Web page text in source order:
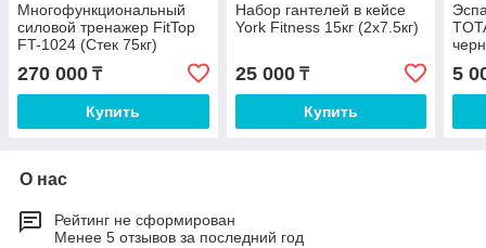
Многофункциональный
силовой тренажер FitTop
FT-1024 (Стек 75кг)
270 000 ₸
Купить
Набор гантелей в кейсе
York Fitness 15кг (2х7.5кг)
25 000₸
Купить
5
О нас
Рейтинг не сформирован
Менее 5 отзывов за последний год